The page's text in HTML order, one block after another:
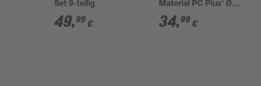
Set 9-teilig
49,99 €
Material PC Plus' Ø
65 mm
34,99 €